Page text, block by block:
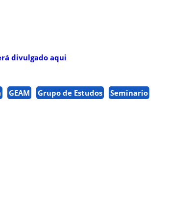
divulgado aqui
GEAM Grupo de Estudos Seminario